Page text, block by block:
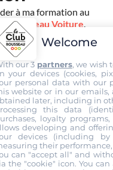
à ma formation au
Rousseau Voiture.
auprès de mon
de ma formation. Je
dans un autre
30.00 €
Welcome
our 3 partners, we wish
your devices (cookies,
personal data with our
website or in our emails,
later, including in
this data
loyalty
developing and
devices (including
their
can "accept all" and
the "cookie" icon. You